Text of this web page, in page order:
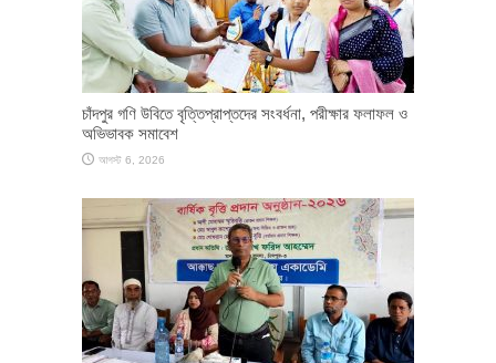
চাঁদপুর গণি উবিতে বৃত্তিপ্রাপ্তদের সংবর্ধনা, পরীক্ষার ফলাফল ও
অভিভাবক সমাবেশ
আগস্ট 6, 2026